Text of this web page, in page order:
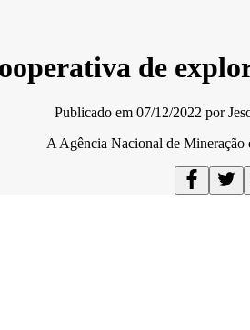
de
Publicado em 07/12/2022 por
A Agência Nacional de Mineração